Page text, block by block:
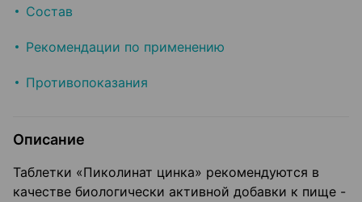
Состав
Рекомендации по применению
Противопоказания
Описание
Таблетки «Пиколинат цинка» рекомендуются в
качестве биологически активной добавки к пище -